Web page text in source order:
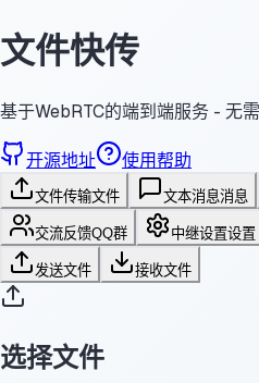
文件快传
基于WebRTC的端到端服务 - 无
开源地址 使用帮助
文件传输文件 文本消息消息
交流反馈QQ群 中继设置设置
发送文件 接收文件
选择文件